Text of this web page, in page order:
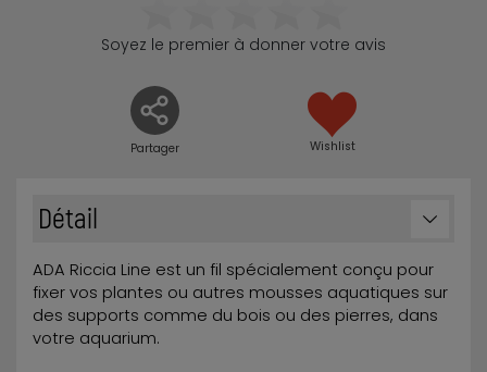
Partager
Soyez le premier à donner votre avis
Wishlist
Détail
ADA Riccia Line est un fil spécialement conçu pour
fixer vos plantes ou autres mousses aquatiques sur
des supports comme du bois ou des pierres, dans
votre aquarium.